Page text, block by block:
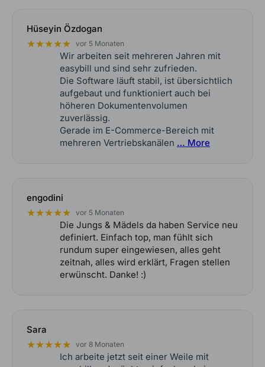
Hüseyin Özdogan
★★★★★ vor 5 Monaten
Wir arbeiten seit mehreren Jahren mit
easybill und sind sehr zufrieden.
Die Software läuft stabil, ist übersichtlich
aufgebaut und funktioniert auch bei
höheren Dokumentenvolumen
zuverlässig.
Gerade im E-Commerce-Bereich mit
mehreren Vertriebskanälen … More
engodini
★★★★★ vor 5 Monaten
Die Jungs & Mädels da haben Service neu
definiert. Einfach top, man fühlt sich
rundum super eingewiesen, alles geht
zeitnah, alles wird erklärt, Fragen stellen
erwünscht. Danke! :)
Sara
★★★★★ vor 8 Monaten
Ich arbeite jetzt seit einer Weile mit